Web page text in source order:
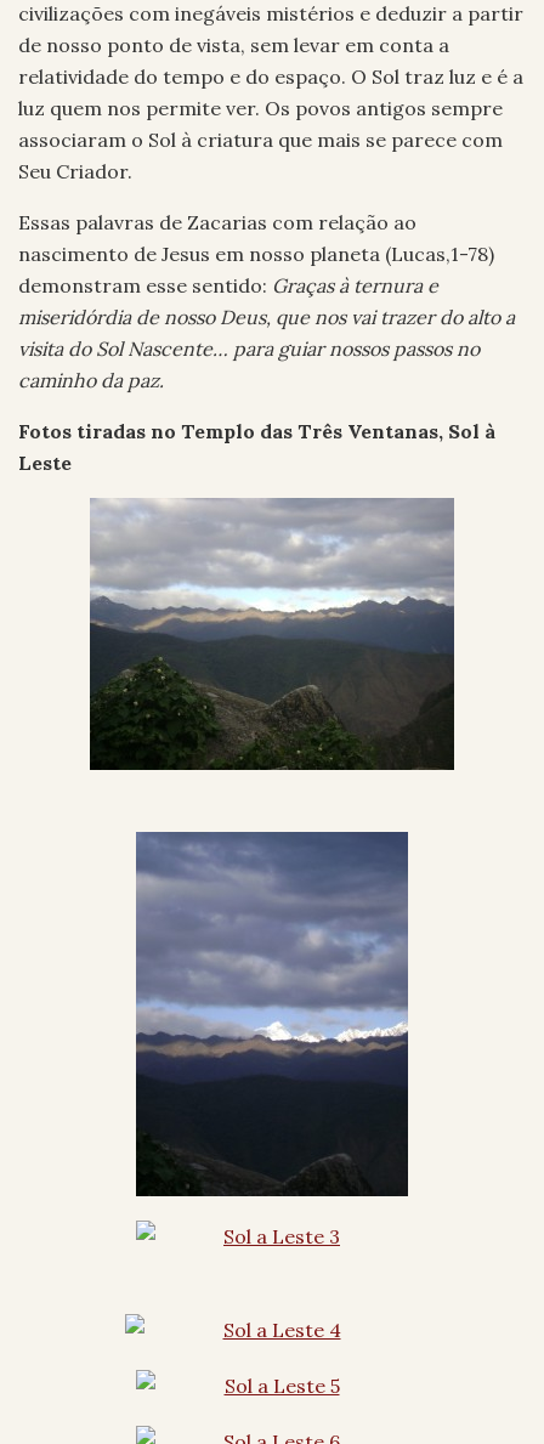
civilizações com inegáveis mistérios e deduzir a partir
de nosso ponto de vista, sem levar em conta a
relatividade do tempo e do espaço. O Sol traz luz e é a
luz quem nos permite ver. Os povos antigos sempre
associaram o Sol à criatura que mais se parece com
Seu Criador.
Essas palavras de Zacarias com relação ao
nascimento de Jesus em nosso planeta (Lucas,1-78)
demonstram esse sentido: Graças à ternura e
miseridórdia de nosso Deus, que nos vai trazer do alto a
visita do Sol Nascente… para guiar nossos passos no
caminho da paz.
Fotos tiradas no Templo das Três Ventanas, Sol à
Leste